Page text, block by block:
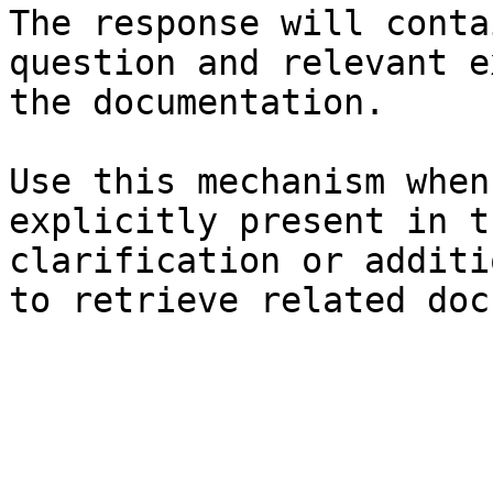
The response will
question and relevant
the documentation.
Use this mechanism
explicitly present in
clarification or